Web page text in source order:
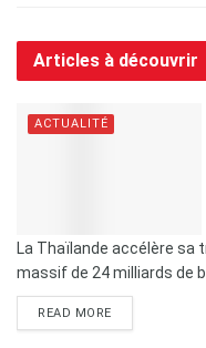
Articles à découvrir
ACTUALITÉ
La Thaïlande accélère sa
massif de 24 milliards de
READ MORE